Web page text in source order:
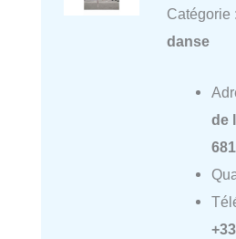
Catégorie :
danse
de